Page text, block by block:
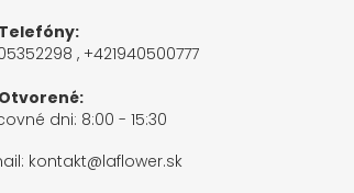
Telefóny:
, +421940500777
Otvorené:
dni: 8:00 - 15:30
kontakt@laflower.sk